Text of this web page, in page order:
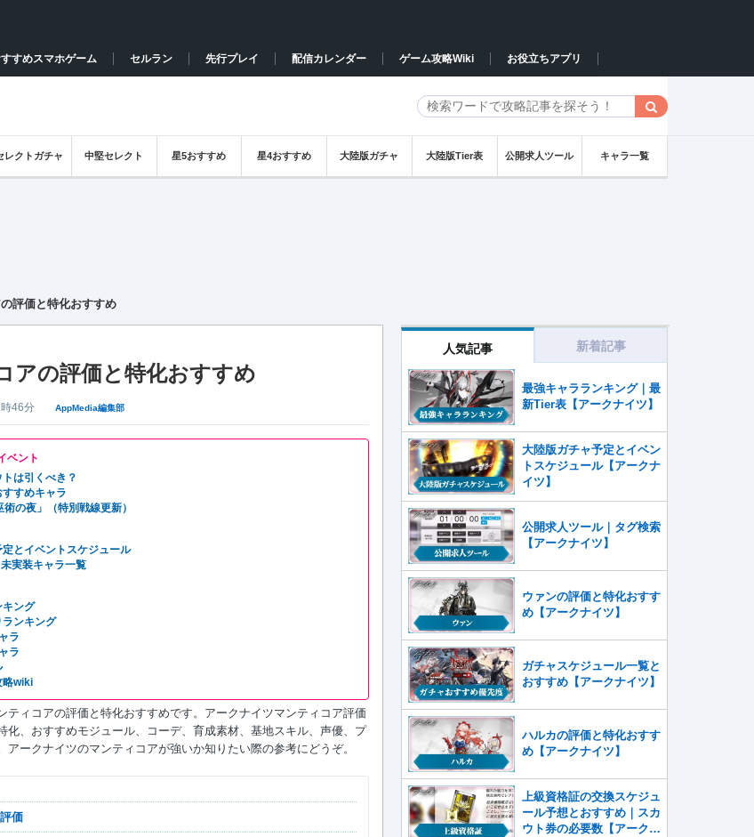
すめスマホゲーム セルラン 先行プレイ 配信カレンダー ゲーム攻略Wiki お役立ちアプリ
レクトガチャ 中堅セレクト 星5おすすめ 星4おすすめ 大陸版ガチャ 大陸版Tier表 公開求人ツール キャラ一覧
評価と特化おすすめ
アの評価と特化おすすめ
46分 AppMedia編集部
ベント
は引くべき？
すめキャラ
の夜」（特別戦線更新）
とイベントスケジュール
実装キャラ一覧
キング
ランキング
ラ
ラ
略wiki
ティコアの評価と特化おすすめです。アークナイツマンティコア評価
化、おすすめモジュール、コーデ、育成素材、基地スキル、声優、プ
アークナイツのマンティコアが強いか知りたい際の参考にどうぞ。
評価
人気記事 新着記事
最強キャラランキング｜最
新Tier表【アークナイツ】
大陸版ガチャ予定とイベン
トスケジュール【アークナ
イツ】
公開求人ツール｜タグ検索
【アークナイツ】
ウァンの評価と特化おすす
め【アークナイツ】
ガチャスケジュール一覧と
おすすめ【アークナイツ】
ハルカの評価と特化おすす
め【アークナイツ】
上級資格証の交換スケジュ
ール予想とおすすめ｜スカ
ウト券の必要数【アークナ